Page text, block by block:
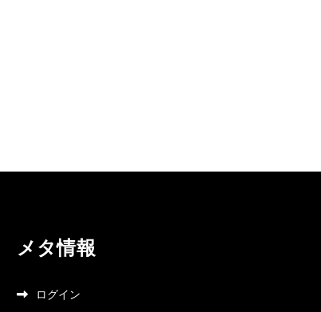
メタ情報
ログイン